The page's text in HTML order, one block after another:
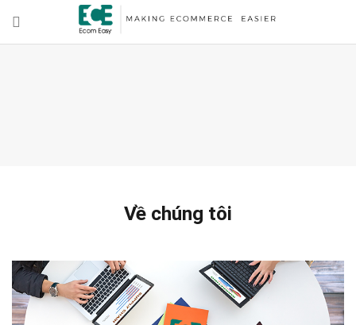
Về chúng tôi